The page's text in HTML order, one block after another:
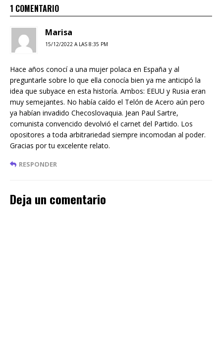
1 COMENTARIO
Marisa
15/12/2022 A LAS 8:35 PM
Hace años conocí a una mujer polaca en España y al
preguntarle sobre lo que ella conocía bien ya me anticipó la
idea que subyace en esta historía. Ambos: EEUU y Rusia eran
muy semejantes. No había caído el Telón de Acero aún pero
ya habían invadido Checoslovaquia. Jean Paul Sartre,
comunista convencido devolvió el carnet del Partido. Los
opositores a toda arbitrariedad siempre incomodan al poder.
Gracias por tu excelente relato.
RESPONDER
Deja un comentario